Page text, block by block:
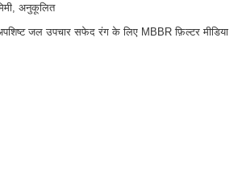
अनुकूलित
जल उपचार सफेद रंग के लिए MBBR फ़िल्टर मीडिया